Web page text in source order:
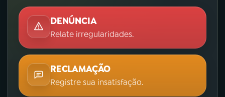
DENÚNCIA
Relate irregularidades.
RECLAMAÇÃO
Registre sua insatisfação.